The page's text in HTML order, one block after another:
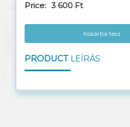
Szerelt patch kábelek
Csatlakozók, toldók
Mobiltorony kábel
Price: 3 600 Ft
Kosárba tesz
PRODUCT LEÍRÁS